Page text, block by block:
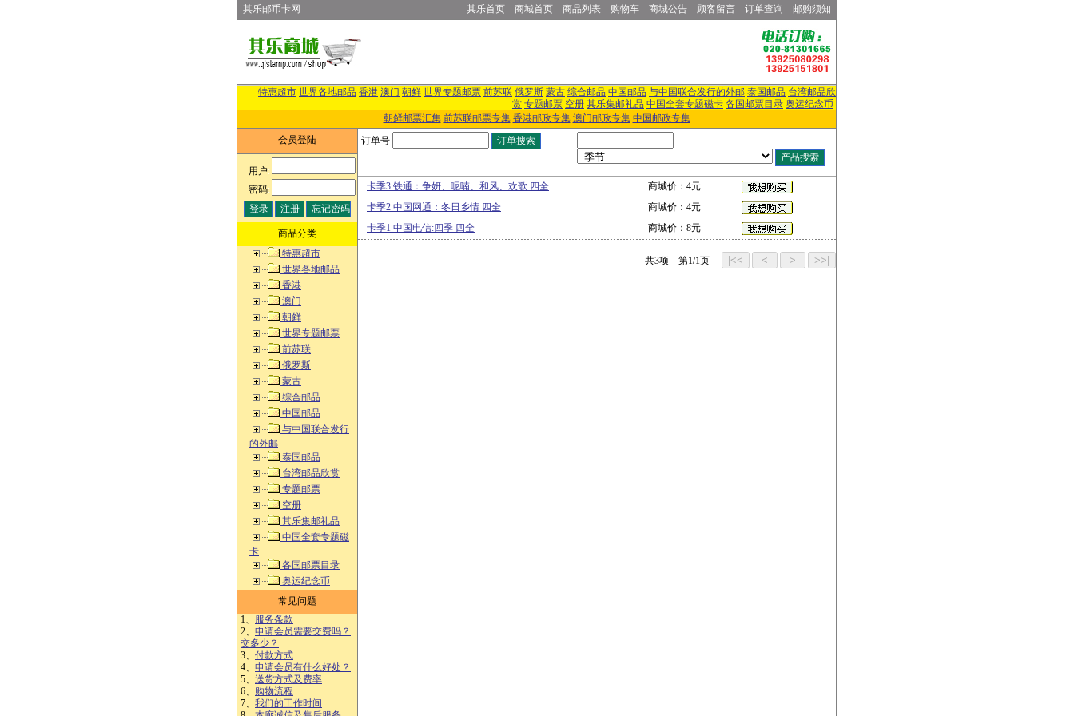
其乐邮币卡网 其乐首页 商城首页 商品列表 购物车 商城公告 顾客留言 订单查询 邮购须知
特惠超市 世界各地邮品 香港 澳门 朝鲜 世界专题邮票 前苏联 俄罗斯 蒙古 综合邮品 中国邮品 与中国联合发行的外邮 泰国邮品 台湾邮品欣
赏 专题邮票 空册 其乐集邮礼品 中国全套专题磁卡 各国邮票目录 奥运纪念币
朝鲜邮票汇集 前苏联邮票专集 香港邮政专集 澳门邮政专集 中国邮政专集
会员登陆
用户:
密码:
商品分类
特惠超市
世界各地邮品
香港
澳门
朝鲜
世界专题邮票
前苏联
俄罗斯
蒙古
综合邮品
中国邮品
与中国联合发行
的外邮
泰国邮品
台湾邮品欣赏
专题邮票
空册
其乐集邮礼品
中国全套专题磁
卡
各国邮票目录
奥运纪念币
常见问题
1、 服务条款
2、 申请会员需要交费吗？
交多少？
3、 付款方式
4、 申请会员有什么好处？
5、 送货方式及费率
6、 购物流程
7、 我们的工作时间
订单号
卡季3 铁通：争妍、呢喃、和风、欢歌 四全
商城价：4元
卡季2 中国网通：冬日乡情 四全
商城价：4元
卡季1 中国电信:四季 四全
商城价：8元
共3项 第1/1页